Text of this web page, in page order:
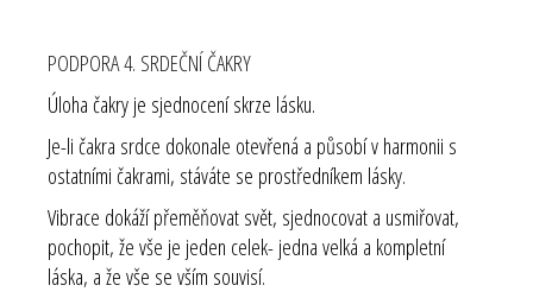
PODPORA 4. SRDEČNÍ ČAKRY
Úloha čakry je sjednocení skrze lásku.
Je-li čakra srdce dokonale otevřená a působí v harmonii s
ostatními čakrami, stáváte se prostředníkem lásky.
Vibrace dokáží přeměňovat svět, sjednocovat a usmiřovat,
pochopit, že vše je jeden celek- jedna velká a kompletní
láska, a že vše se vším souvisí.